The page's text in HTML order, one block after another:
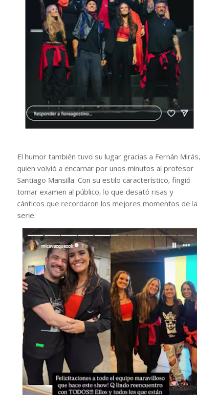
El humor también tuvo su lugar gracias a Fernán Mirás,
quien volvió a encarnar por unos minutos al profesor
Santiago Mansilla. Con su estilo característico, fingió
tomar examen al público, lo que desató risas y
cánticos que recordaron los mejores momentos de la
serie.